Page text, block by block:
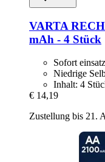
VARTA
mAh -​ 4 Stück
Sofort
Niedrige
Inhalt: 4
€ 14,19
Zustellung bis 21.